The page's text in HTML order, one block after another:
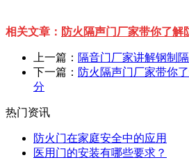
相关文章： 防火隔声门厂家带你了解
上一篇： 隔音门厂家讲解钢制
下一篇： 防火隔声门厂家带你
分
热门资讯
防火门在家庭安全中的应用
医用门的安装有哪些要求？